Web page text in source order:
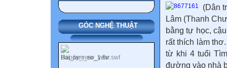
GÓC NGHỆ THUẬT
(Dân
Lâm (Thanh
bằng tự học,
rất thích làm
từ khi 4 tuổi
đường vào nhà